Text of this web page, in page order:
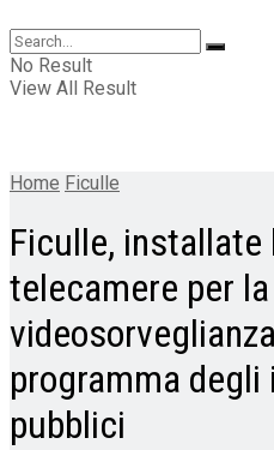
No Result
View All Result
Home Ficulle
Ficulle, installate
telecamere per la
programma
pubblici